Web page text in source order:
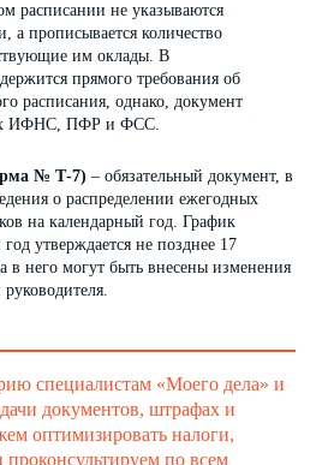
расписании не указываются
а прописывается количество
им оклады. В
прямого требования об
расписания, однако, документ
ИФНС, ПФР и ФСС.
№ Т-7) – обязательный документ, в
о распределении ежегодных
на календарный год. График
утверждается не позднее 17
в него могут быть внесены изменения
руководителя.
специалистам «Моего дела» и
документов, штрафах и
оптимизировать налоги,
проконсультируем по всем